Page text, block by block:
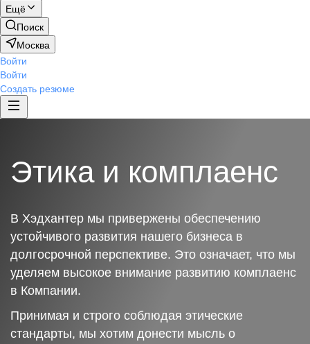
Ещё
Поиск
Москва
Войти
Войти
Создать резюме
Этика и комплаенс
В Хэдхантер мы привержены обеспечению
устойчивого развития нашего бизнеса в
долгосрочной перспективе. Это означает, что мы
уделяем высокое внимание развитию комплаенс
в Компании.
Принимая и строго соблюдая этические
стандарты, мы хотим донести мысль о